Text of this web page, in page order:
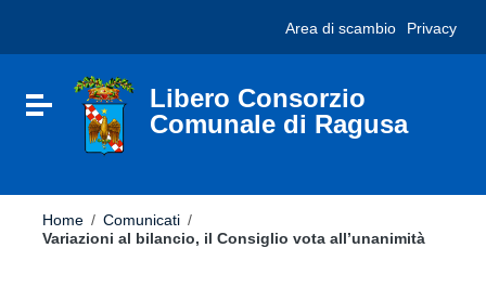
sito
include
Vai al footer
Area di scambio Privacy
Attiva / disattiva la navigazione
Libero Consorzio
Comunale di Ragusa
Home / Comunicati /
Variazioni al bilancio, il Consiglio vota all’unanimità